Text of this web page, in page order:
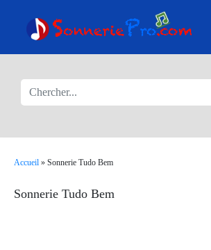
Accueil » Sonnerie Tudo Bem
Sonnerie Tudo Bem